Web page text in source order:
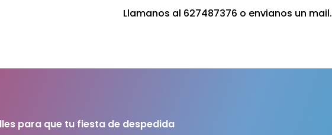
Llamanos al 627487376 o envianos un mail.
para que tu fiesta de despedida